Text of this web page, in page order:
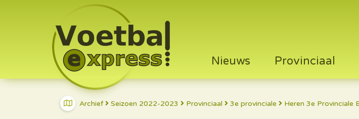
Nieuws Provinciaal
Archief Seizoen 2022-2023 Provinciaal 3e provinciale Heren 3e Provinciale